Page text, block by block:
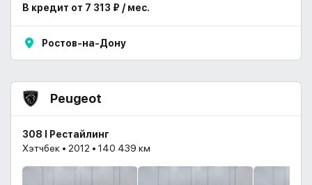
В кредит от 7 313 ₽ / мес.
Ростов-на-Дону
Peugeot
308 I Рестайлинг
Хэтчбек • 2012 • 140 439 км